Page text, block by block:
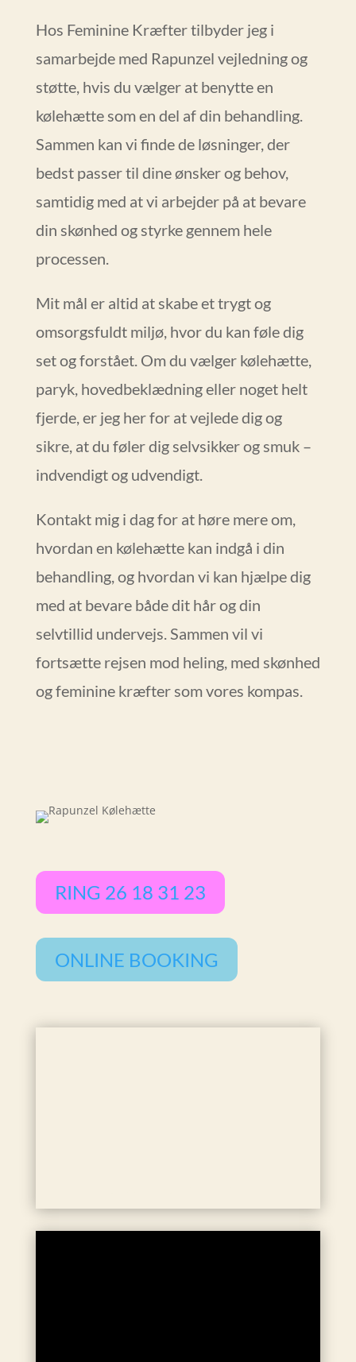
Hos Feminine Kræfter tilbyder jeg i
samarbejde med Rapunzel vejledning og
støtte, hvis du vælger at benytte en
kølehætte som en del af din behandling.
Sammen kan vi finde de løsninger, der
bedst passer til dine ønsker og behov,
samtidig med at vi arbejder på at bevare
din skønhed og styrke gennem hele
processen.
Mit mål er altid at skabe et trygt og
omsorgsfuldt miljø, hvor du kan føle dig
set og forstået. Om du vælger kølehætte,
paryk, hovedbeklædning eller noget helt
fjerde, er jeg her for at vejlede dig og
sikre, at du føler dig selvsikker og smuk –
indvendigt og udvendigt.
Kontakt mig i dag for at høre mere om,
hvordan en kølehætte kan indgå i din
behandling, og hvordan vi kan hjælpe dig
med at bevare både dit hår og din
selvtillid undervejs. Sammen vil vi
fortsætte rejsen mod heling, med skønhed
og feminine kræfter som vores kompas.
RING 26 18 31 23
ONLINE BOOKING